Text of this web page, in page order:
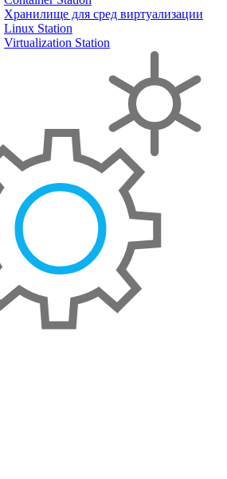
Хранилище для сред виртуализации
Linux Station
Virtualization Station